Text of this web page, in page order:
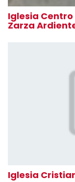
Iglesia
Zarza
Iglesia